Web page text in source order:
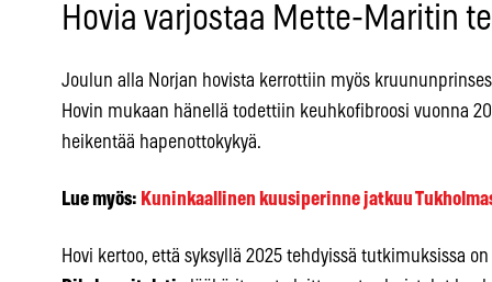
Hovia varjostaa Mette-Maritin
Joulun alla Norjan hovista kerrottiin myös
Hovin mukaan hänellä todettiin keuhkofibroosi vuonna
heikentää hapenottokykyä.
Lue myös: Kuninkaallinen kuusiperinne jatkuu
Hovi kertoo, että syksyllä 2025 tehdyissä tutkimuksissa